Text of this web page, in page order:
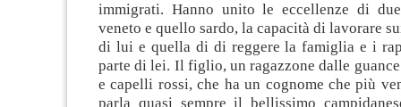
immigrati. Hanno unito le eccellenze di
veneto e quello sardo, la capacità di lavorare
di lui e quella di di reggere la famiglia e i
parte di lei. Il figlio, un ragazzone dalle
e capelli rossi, che ha un cognome che più
parla quasi sempre il bellissimo